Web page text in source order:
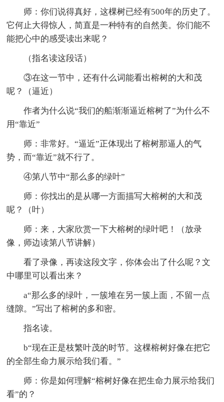
师：你们说得真好，这棵树已经有500年的历史了。
它何止大得惊人，简直是一种特有的自然美。你们能不
能把心中的感受读出来呢？
（指名读这段话）
③在这一节中，还有什么词能看出榕树的大和茂
呢？（逼近）
作者为什么说“我们的船渐渐逼近榕树了”为什么不
用“靠近”
师：非常好。“逼近”正体现出了榕树那逼人的气
势，而“靠近”就不行了。
④第八节中“那么多的绿叶”
师：你找出的是从哪一方面描写大榕树的大和茂
呢？（叶）
师：来，大家欣赏一下大榕树的绿叶吧！（放录
像，师边读第八节讲解）
看了录像，再读这段文字，你体会出了什么呢？文
中哪里可以看出来？
a“那么多的绿叶，一簇堆在另一簇上面，不留一点
缝隙。”写出了榕树的多和密。
指名读。
b“现在正是枝繁叶茂的时节。这棵榕树好像在把它
的全部生命力展示给我们看。”
师：你是如何理解“榕树好像在把生命力展示给我们
看”的？